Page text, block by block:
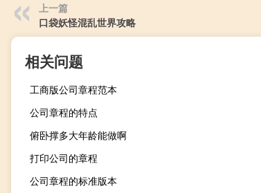
上一篇
口袋妖怪混乱世界攻略
相关问题
工商版公司章程范本
公司章程的特点
俯卧撑多大年龄能做啊
打印公司的章程
公司章程的标准版本